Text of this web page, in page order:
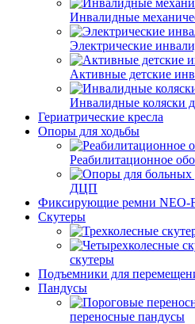
Инвалидные
Электрические
Активные детские
Инвалидные коляски
Гериатрические кресла
Опоры для ходьбы
Реабилитационное
ДЦП
Фиксирующие ремни NEO-
Скутеры
скутеры
Подъемники для
Пандусы
переносные пандусы